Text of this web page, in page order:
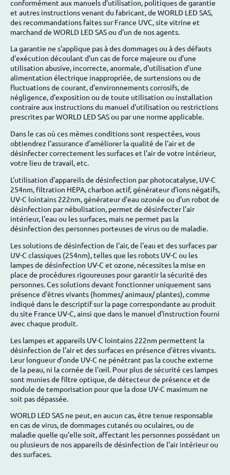
conformément aux manuels d'utilisation, politiques de garantie
et autres instructions venant du fabricant, de WORLD LED SAS,
des recommandations faites sur France UVC, site vitrine et
marchand de WORLD LED SAS ou d'un de nos agents.
La garantie ne s'applique pas à des dommages ou à des défauts
d'exécution découlant d'un cas de force majeure ou d'une
utilisation abusive, incorrecte, anormale, d'utilisation d'une
alimentation électrique inappropriée, de surtensions ou de
fluctuations de courant, d'environnements corrosifs, de
négligence, d'exposition ou de toute utilisation ou installation
contraire aux instructions du manuel d'utilisation ou restrictions
prescrites par WORLD LED SAS ou par une norme applicable.
Dans le cas où ces mêmes conditions sont respectées, vous
obtiendrez l'assurance d'améliorer la qualité de l'air et de
désinfecter correctement les surfaces et l'air de votre intérieur,
votre lieu de travail, etc.
L'utilisation d'appareils de désinfection par photocatalyse, UV-C
254nm, filtration HEPA, charbon actif, générateur d'ions négatifs,
UV-C lointains 222nm, générateur d'eau ozonée ou d'un robot de
désinfection par nébulisation, permet de désinfecter l'air
intérieur, l'eau ou les surfaces, mais ne permet pas la
désinfection des personnes porteuses de virus ou de maladie.
Les solutions de désinfection de l'air, de l'eau et des surfaces par
UV-C classiques (254nm), telles que les robots UV-C ou les
lampes de désinfection UV-C et ozone, nécessites la mise en
place de procédures rigoureuses pour garantir la sécurité des
personnes. Ces solutions devant fonctionner uniquement sans
présence d'êtres vivants (hommes/ animaux/ plantes), comme
indiqué dans le descriptif sur la page correspondante au produit
du site France UV-C, ainsi que dans le manuel d'instruction fourni
avec chaque produit.
Les lampes et appareils UV-C lointains 222nm permettent la
désinfection de l'air et des surfaces en présence d'êtres vivants.
Leur longueur d'onde UV-C ne pénétrant pas la couche externe
de la peau, ni la cornée de l'œil. Pour plus de sécurité ces lampes
sont munies de filtre optique, de détecteur de présence et de
module de temporisation pour que la dose UV-C maximum ne
soit pas dépassée.
WORLD LED SAS ne peut, en aucun cas, être tenue responsable
en cas de virus, de dommages cutanés ou oculaires, ou de
maladie quelle qu'elle soit, affectant les personnes possédant un
ou plusieurs de nos appareils de désinfection de l'air intérieur ou
des surfaces.